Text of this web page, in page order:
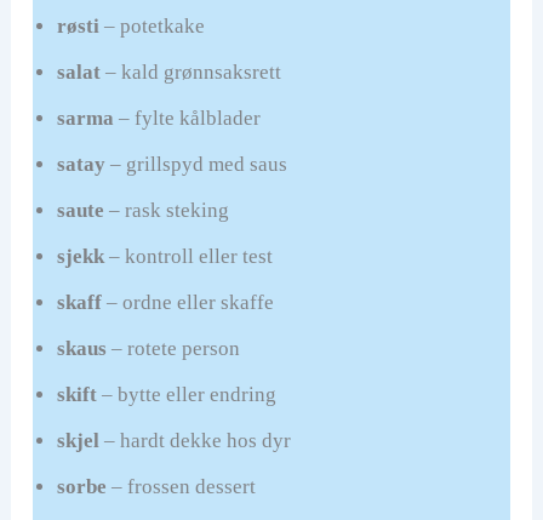
røsti– potetkake
salat– kald grønnsaksrett
sarma – fylte kålblader
satay – grillspyd med saus
saute – rask steking
sjekk– kontroll eller test
skaff– ordne eller skaffe
skaus – rotete person
skift– bytte eller endring
skjel– hardt dekke hos dyr
sorbe – frossen dessert